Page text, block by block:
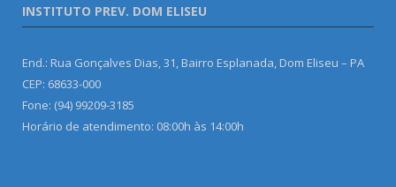
INSTITUTO PREV. DOM ELISEU
End.: Rua Gonçalves Dias, 31, Bairro Esplanada, Dom Eliseu – PA
CEP: 68633-000
Fone: (94) 99209-3185
Horário de atendimento: 08:00h às 14:00h